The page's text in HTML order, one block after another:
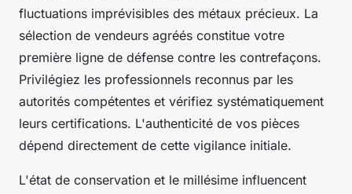
fluctuations imprévisibles des métaux précieux. La
sélection de vendeurs agréés constitue votre
première ligne de défense contre les contrefaçons.
Privilégiez les professionnels reconnus par les
autorités compétentes et vérifiez systématiquement
leurs certifications. L'authenticité de vos pièces
dépend directement de cette vigilance initiale.
L'état de conservation et le millésime influencent